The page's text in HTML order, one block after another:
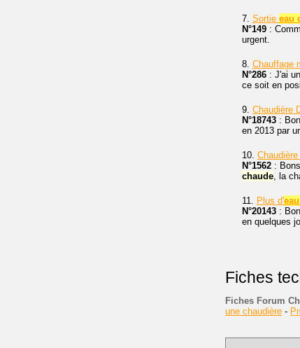
7. Sortie eau
N°149 :
urgent.
8. Chauffage
N°286 : J'ai
ce soit en
9. Chaudière
N°18743 :
en 2013 par
10.
N°1562 :
chaude, la
11. Plus d'
N°20143 :
en quelques
Fiches
Fiches Forum
une chaudière -